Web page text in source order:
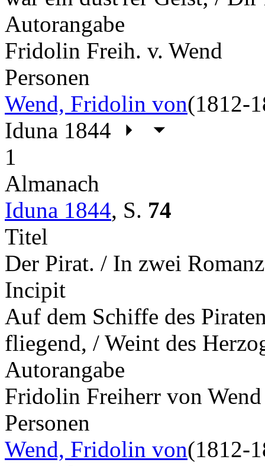
Autorangabe
Fridolin Freih. v. Wend
Personen
Wend, Fridolin von(1812-
Iduna 1844
1
Almanach
Iduna 1844, S. 74
Titel
Der Pirat. / In zwei
Incipit
Auf dem Schiffe des
fliegend, / Weint des
Autorangabe
Fridolin Freiherr von Wend
Personen
Wend, Fridolin von(1812-